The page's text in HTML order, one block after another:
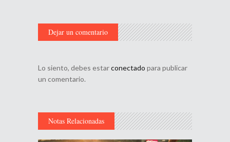
Dejar un comentario
Lo siento, debes estarconectado para publicar
un comentario.
Notas Relacionadas